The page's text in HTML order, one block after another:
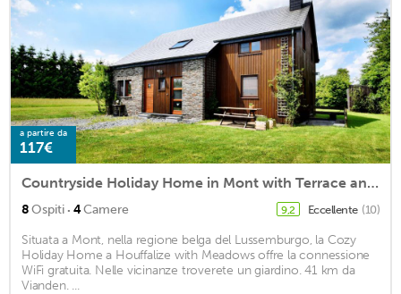
a partire da
117€
Countryside Holiday Home in Mont with Terrace and Garden
8Ospiti · 4Camere 9,2 Eccellente (10)
Situata a Mont, nella regione belga del Lussemburgo, la Cozy
Holiday Home a Houffalize with Meadows offre la connessione
WiFi gratuita. Nelle vicinanze troverete un giardino. 41 km da
Vianden. ...